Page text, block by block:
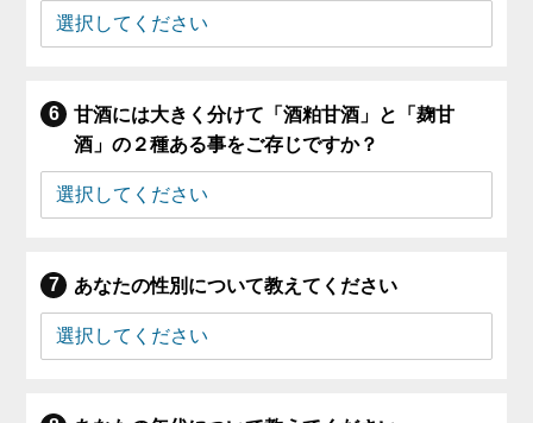
甘酒には大きく分けて「酒粕甘酒」と「麹甘
酒」の２種ある事をご存じですか？
あなたの性別について教えてください